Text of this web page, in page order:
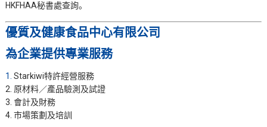
HKFHAA秘書處查詢。
優質及健康食品中心有限公司
為企業提供專業服務
1. Starkiwi特許經營服務
2. 原材料／產品驗測及試證
3. 會計及財務
4. 市場策劃及培訓